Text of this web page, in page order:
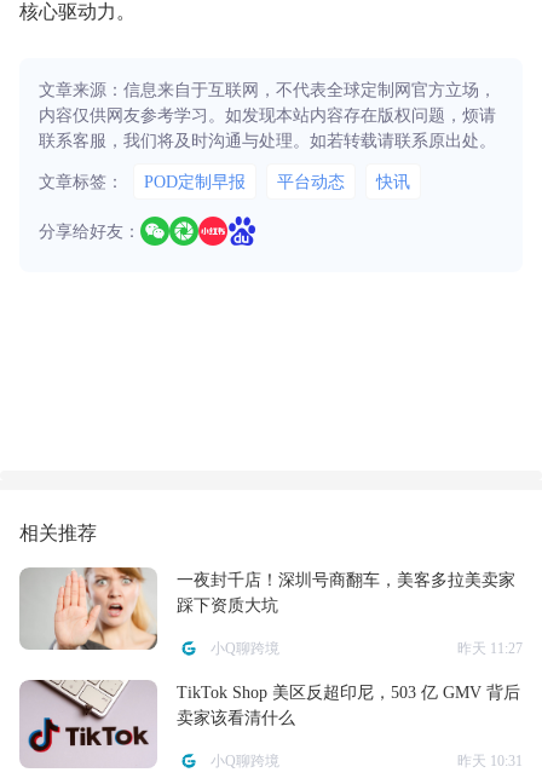
核心驱动力。
文章来源：信息来自于互联网，不代表全球定制网官方立场，
内容仅供网友参考学习。如发现本站内容存在版权问题，烦请
联系客服，我们将及时沟通与处理。如若转载请联系原出处。
文章标签： POD定制早报 平台动态 快讯
分享给好友：
相关推荐
一夜封千店！深圳号商翻车，美客多拉美卖家
踩下资质大坑
小Q聊跨境 昨天 11:27
TikTok Shop 美区反超印尼，503 亿 GMV 背后
卖家该看清什么
小Q聊跨境 昨天 10:31